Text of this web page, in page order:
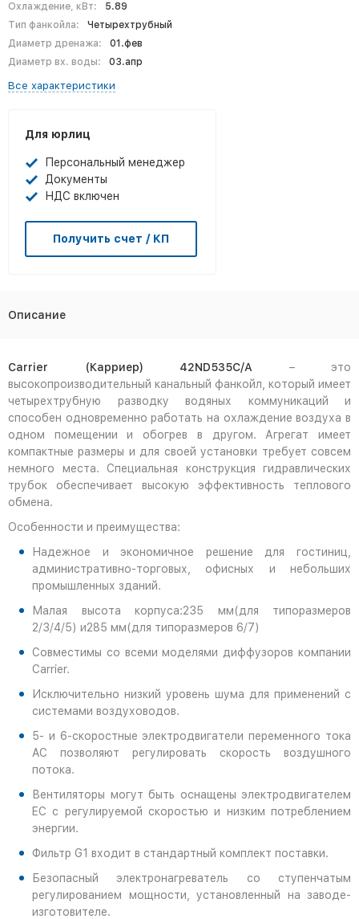
Охлаждение, кВт:
5.89
Тип фанкойла:
Четырехтрубный
Диаметр дренажа:
01.фев
Диаметр вх. воды:
03.апр
Все характеристики
Для юрлиц
Персональный менеджер
Документы
НДС включен
Получить счет / КП
Описание
Carrier (Карриер) 42ND535С/A – это
высокопроизводительный канальный фанкойл, который имеет
четырехтрубную разводку водяных коммуникаций и
способен одновременно работать на охлаждение воздуха в
одном помещении и обогрев в другом. Агрегат имеет
компактные размеры и для своей установки требует совсем
немного места. Специальная конструкция гидравлических
трубок обеспечивает высокую эффективность теплового
обмена.
Особенности и преимущества:
Надежное и экономичное решение для гостиниц,
административно-торговых, офисных и небольших
промышленных зданий.
Малая высота корпуса:235 мм(для типоразмеров
2/3/4/5) и285 мм(для типоразмеров 6/7)
Совместимы со всеми моделями диффузоров компании
Carrier.
Исключительно низкий уровень шума для применений с
системами воздуховодов.
5- и 6-скоростные электродвигатели переменного тока
AC позволяют регулировать скорость воздушного
потока.
Вентиляторы могут быть оснащены электродвигателем
EC с регулируемой скоростью и низким потреблением
энергии.
Фильтр G1 входит в стандартный комплект поставки.
Безопасный электронагреватель со ступенчатым
регулированием мощности, установленный на заводе-
изготовителе.